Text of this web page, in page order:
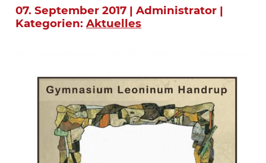
07. September 2017 | Administrator |
Kategorien: Aktuelles